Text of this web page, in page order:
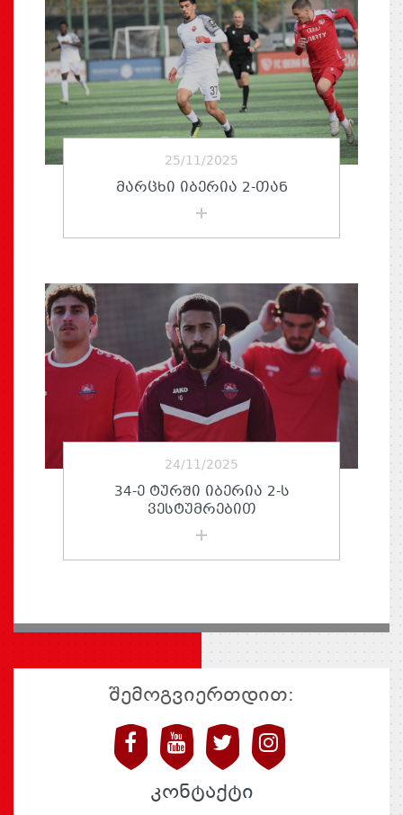
25/11/2025
ᲛᲐᲠᲪᲮᲘ ᲘᲑᲔᲠᲘᲐ 2-ᲗᲐᲜ
24/11/2025
34-Ე ᲢᲣᲠᲨᲘ ᲘᲑᲔᲠᲘᲐ 2-Ს
ᲕᲔᲡᲢᲣᲛᲠᲔᲑᲘᲗ
შემოგვიერთდით:
კონტაქტი